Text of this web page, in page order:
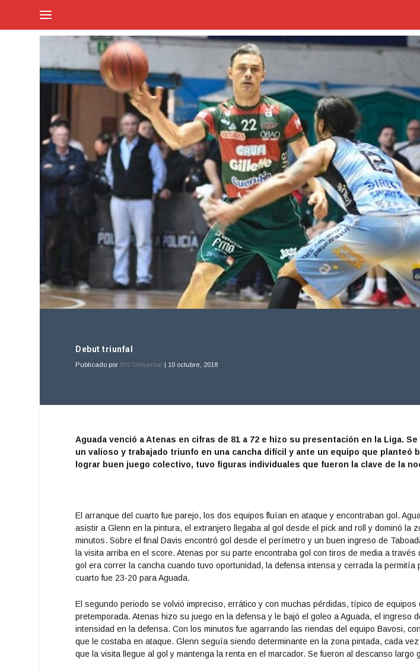
Debut triunfal
Publicado por 970 Universal | 10 octubre, 2018
Aguada venció a Atenas en cifras de 81 a 72 e hizo su presentación en la Liga.
un valioso y trabajado triunfo en una cancha difícil y ante un equipo que planteó
lograr buen juego colectivo, tuvo figuras individuales que fueron la clave de la
El arranque del cuarto fue parejo, los dos equipos fluían en ataque y encontraban gol.
asistir a Glenn en la pintura, el extranjero llegaba al gol desde el pick and roll y dominó la
minutos. Sobre el final Davis encontró gol desde el perímetro y un buen ingreso de
la visita arriba en el score. Atenas por su parte encontraba gol con tiros de media a
gol era correr la cancha cuando tuvo oportunidad, la defensa intensa y cerrada la permitía
cuarto fue 23-20 para Aguada.
El segundo periodo se volvió impreciso, errático y con muchas pérdidas, típico de
pretemporada. Atenas hizo su juego en la defensa y le bajó el goleo a Aguada, el ingreso
intensidad en la defensa. Con los minutos fue agarrando las riendas del equipo Bavosi,
que le costaba en ataque. Glenn seguía siendo determinante en la zona pintada, cada
que la visita llegue al gol y mantenga la renta en el marcador. Se fueron al descanso largo